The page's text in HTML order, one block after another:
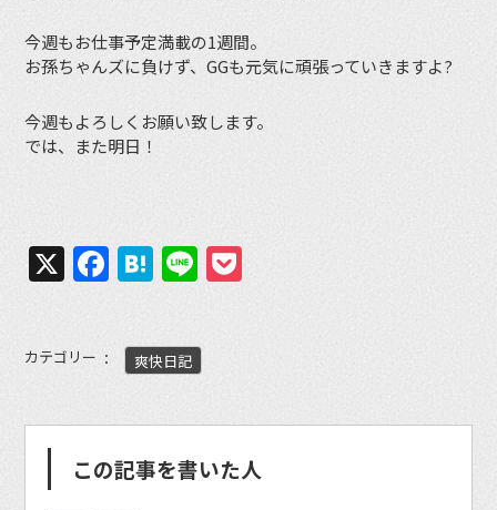
今週もお仕事予定満載の1週間。
お孫ちゃんズに負けず、GGも元気に頑張っていきますよ?
今週もよろしくお願い致します。
では、また明日！
X Facebook
Hatena
Line
カテゴリー 爽快日記
この記事を書いた人